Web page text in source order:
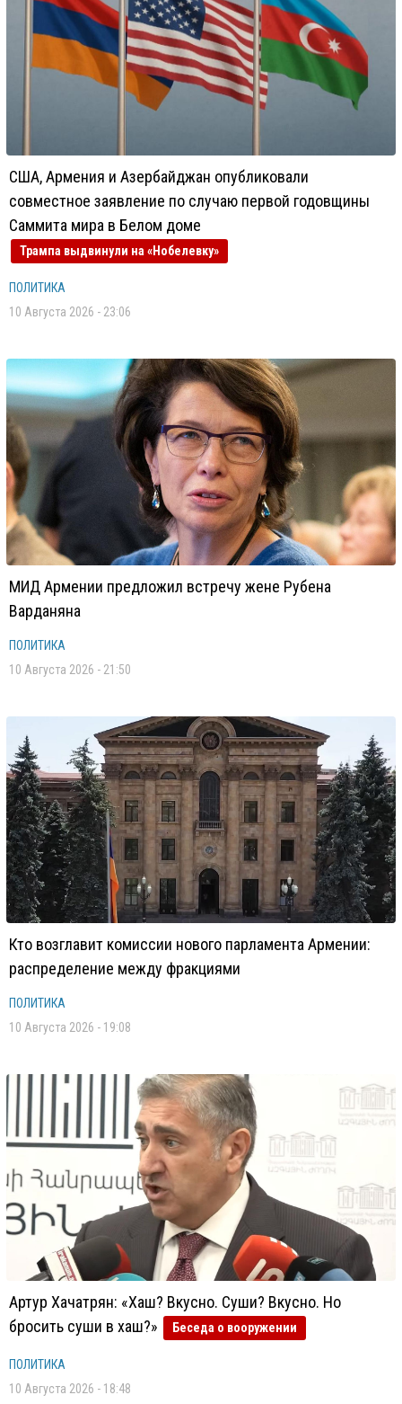
США, Армения и Азербайджан опубликовали
совместное заявление по случаю первой годовщины
Саммита мира в Белом доме
Трампа выдвинули на «Нобелевку»
ПОЛИТИКА
10 Августа 2026 - 23:06
МИД Армении предложил встречу жене Рубена
Варданяна
ПОЛИТИКА
10 Августа 2026 - 21:50
Кто возглавит комиссии нового парламента Армении:
распределение между фракциями
ПОЛИТИКА
10 Августа 2026 - 19:08
Артур Хачатрян: «Хаш? Вкусно. Суши? Вкусно. Но
бросить суши в хаш?»
Беседа о вооружении
ПОЛИТИКА
10 Августа 2026 - 18:48